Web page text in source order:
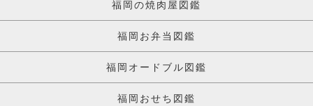
福岡の焼肉屋図鑑
福岡お弁当図鑑
福岡オードブル図鑑
福岡おせち図鑑